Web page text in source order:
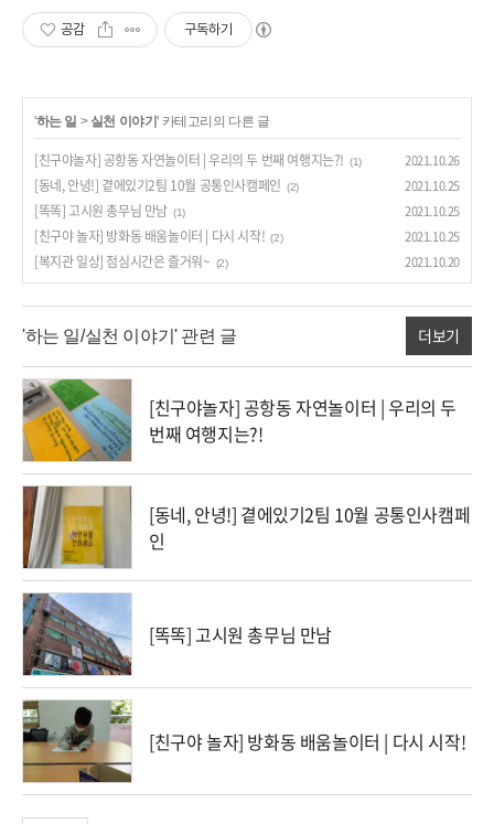
공감 구독하기
'하는 일 > 실천 이야기' 카테고리의 다른 글
[친구야놀자] 공항동 자연놀이터 | 우리의 두 번째 여행지는?! (1) 2021.10.26
[동네, 안녕!] 곁에있기2팀 10월 공통인사캠페인 (2) 2021.10.25
[똑똑] 고시원 총무님 만남 (1) 2021.10.25
[친구야 놀자] 방화동 배움놀이터 | 다시 시작! (2) 2021.10.25
[복지관 일상] 점심시간은 즐거워~ (2) 2021.10.20
'하는 일/실천 이야기' 관련 글 더보기
[친구야놀자] 공항동 자연놀이터 | 우리의 두
번째 여행지는?!
[동네, 안녕!] 곁에있기2팀 10월 공통인사캠페
인
[똑똑] 고시원 총무님 만남
[친구야 놀자] 방화동 배움놀이터 | 다시 시작!